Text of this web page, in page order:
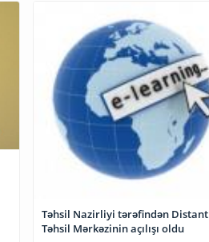
Təhsil Nazirliyi tərəfindən Distant
Təhsil Mərkəzinin açılışı oldu